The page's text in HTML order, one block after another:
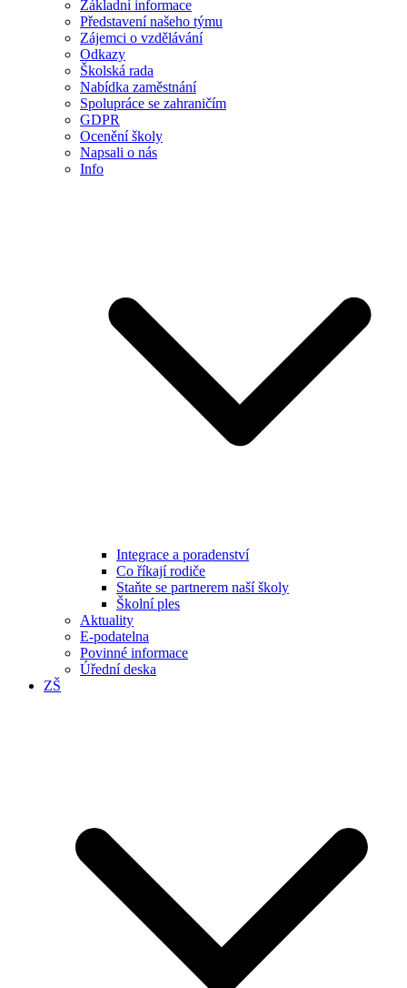
Základní informace
Představení našeho týmu
Zájemci o vzdělávání
Odkazy
Školská rada
Nabídka zaměstnání
Spolupráce se zahraničím
GDPR
Ocenění školy
Napsali o nás
Info
Integrace a poradenství
Co říkají rodiče
Staňte se partnerem naší školy
Školní ples
Aktuality
E-podatelna
Povinné informace
Úřední deska
ZŠ